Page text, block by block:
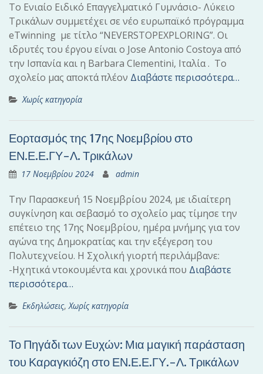
Το Ενιαίο Ειδικό Επαγγελματικό Γυμνάσιο- Λύκειο
Τρικάλων συμμετέχει σε νέο ευρωπαϊκό πρόγραμμα
eTwinning με τίτλο “NEVERSTOPEXPLORING”. Οι
ιδρυτές του έργου είναι ο Jose Antonio Costoya από
την Ισπανία και η Barbara Clementini, Ιταλία . Το
σχολείο μας αποκτά πλέον Διαβάστε περισσότερα…
Χωρίς κατηγορία
Εορτασμός της 17ης Νοεμβρίου στο
ΕΝ.Ε.Ε.ΓΥ-Λ. Τρικάλων
17 Νοεμβρίου 2024 admin
Την Παρασκευή 15 Νοεμβρίου 2024, με ιδιαίτερη
συγκίνηση και σεβασμό το σχολείο μας τίμησε την
επέτειο της 17ης Νοεμβρίου, ημέρα μνήμης για τον
αγώνα της Δημοκρατίας και την εξέγερση του
Πολυτεχνείου. Η Σχολική γιορτή περιλάμβανε:
-Ηχητικά ντοκουμέντα και χρονικά που Διαβάστε
περισσότερα…
Εκδηλώσεις,Χωρίς κατηγορία
Το Πηγάδι των Ευχών: Μια μαγική παράσταση
του Καραγκιόζη στο ΕΝ.Ε.Ε.ΓΥ.-Λ. Τρικάλων